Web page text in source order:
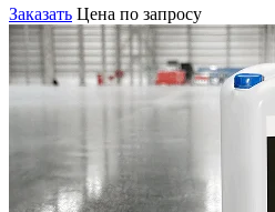
Заказать Цена по запросу